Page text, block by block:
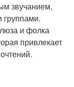
звучанием,
группами.
и фолка
привлекает